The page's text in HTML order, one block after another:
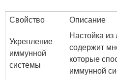
Свойство
Описание
Укрепление
иммунной
системы
Настойка
содержит
которые
иммунной